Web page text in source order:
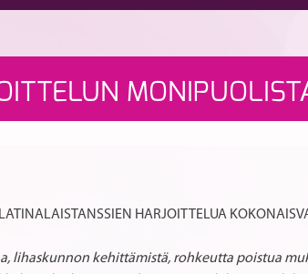
HARJOITTELUA
lihaskunnon kehittämistä, rohkeutta poistua